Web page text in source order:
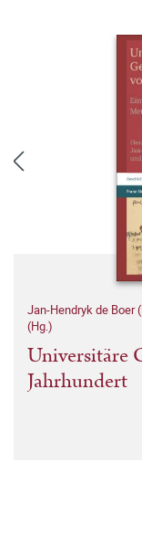
Jan-Hendryk de Boer
(Hg.)
Universitäre
Jahrhundert